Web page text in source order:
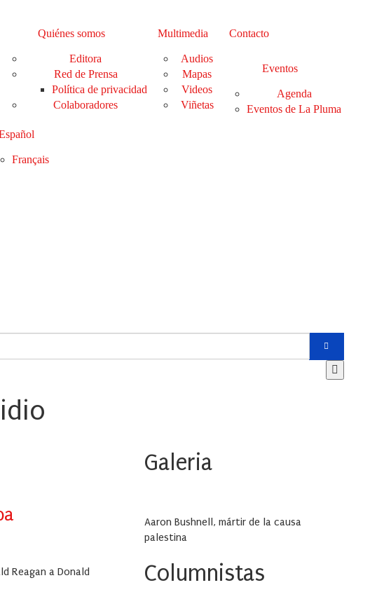
Quiénes somos
Editora
Red de Prensa
Política de privacidad
Colaboradores
Multimedia
Audios
Mapas
Videos
Viñetas
Contacto
Eventos
Agenda
Eventos de La Pluma
Français
Reagan a Donald
Galeria
Aaron Bushnell, mártir de la causa
palestina
Columnistas